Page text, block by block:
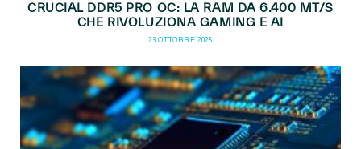
CRUCIAL DDR5 PRO OC: LA RAM DA 6.400 MT/S
CHE RIVOLUZIONA GAMING E AI
23 OTTOBRE 2025